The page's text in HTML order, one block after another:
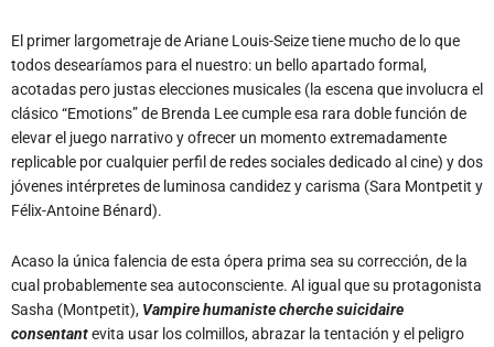
El primer largometraje de Ariane Louis-Seize tiene mucho de lo que
todos desearíamos para el nuestro: un bello apartado formal,
acotadas pero justas elecciones musicales (la escena que involucra el
clásico “Emotions” de Brenda Lee cumple esa rara doble función de
elevar el juego narrativo y ofrecer un momento extremadamente
replicable por cualquier perfil de redes sociales dedicado al cine) y dos
jóvenes intérpretes de luminosa candidez y carisma (Sara Montpetit y
Félix-Antoine Bénard).
Acaso la única falencia de esta ópera prima sea su corrección, de la
cual probablemente sea autoconsciente. Al igual que su protagonista
Sasha (Montpetit), Vampire humaniste cherche suicidaire
consentantevita usar los colmillos, abrazar la tentación y el peligro